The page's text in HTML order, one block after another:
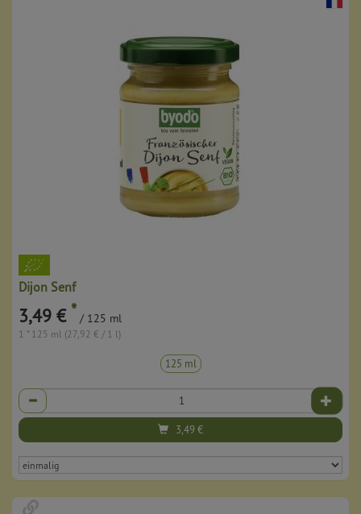
Dijon Senf
3,49 € * / 125 ml
1 * 125 ml (27,92 € / 1 l)
125 ml
Anzahl
3,49€